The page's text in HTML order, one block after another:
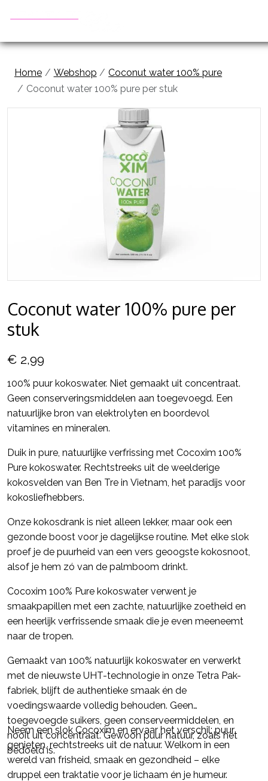
Home Webshop
Coconut water 100% pure
Coconut water 100% pure per stuk
Coconut water 100% pure per
stuk
€ 2,99
100% puur kokoswater. Niet gemaakt uit concentraat.
Geen conserveringsmiddelen aan toegevoegd. Een
natuurlijke bron van elektrolyten en boordevol
vitamines en mineralen.
Duik in pure, natuurlijke verfrissing met Cocoxim 100%
Pure kokoswater. Rechtstreeks uit de weelderige
kokosvelden van Ben Tre in Vietnam, het paradijs voor
kokosliefhebbers.
Onze kokosdrank is niet alleen lekker, maar ook een
gezonde boost voor je dagelijkse routine. Met elke slok
proef je de puurheid van een vers geoogste kokosnoot,
alsof je hem zó van de palmboom drinkt.
Cocoxim 100% Pure kokoswater verwent je
smaakpapillen met een zachte, natuurlijke zoetheid en
een heerlijk verfrissende smaak die je even meeneemt
naar de tropen.
Gemaakt van 100% natuurlijk kokoswater en verwerkt
met de nieuwste UHT-technologie in onze Tetra Pak-
fabriek, blijft de authentieke smaak én de
voedingswaarde volledig behouden. Geen
toegevoegde suikers, geen conserveermiddelen, en
nooit uit concentraat. Gewoon puur natuur, zoals het
bedoeld is.
Neem een slok Cocoxim en ervaar het verschil: puur
genieten, rechtstreeks uit de natuur. Welkom in een
wereld van frisheid, smaak en gezondheid – elke
druppel een traktatie voor je lichaam én je humeur.